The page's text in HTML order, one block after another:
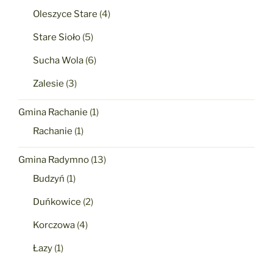
Oleszyce Stare (4)
Stare Sioło (5)
Sucha Wola (6)
Zalesie (3)
Gmina Rachanie (1)
Rachanie (1)
Gmina Radymno (13)
Budzyń (1)
Duńkowice (2)
Korczowa (4)
Łazy (1)